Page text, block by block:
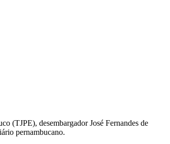
(TJPE), desembargador José Fernandes de
pernambucano.